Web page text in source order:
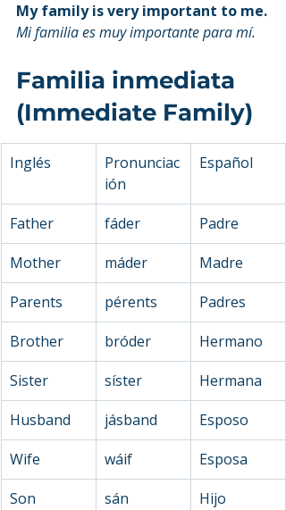
My family is very important to me.
Mi familia es muy importante para mí.
Familia inmediata
(Immediate Family)
Inglés
Pronunciac
ión
Español
Father fáder
Padre
Mother
máder
Madre
Parents
pérents
Padres
Brother
bróder
Hermano
Sister
síster
Hermana
Husband
jásband
Esposo
Wife
wáif
Esposa
Son
sán
Hijo